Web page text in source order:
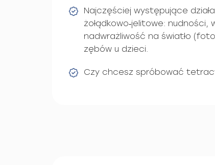
Najczęściej występujące
żołądkowo‑jelitowe:
nadwrażliwość na światło
zębów u dzieci.
Czy chcesz spróbować